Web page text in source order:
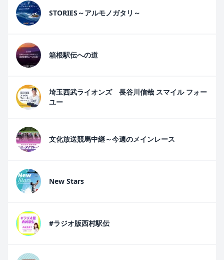
STORIES～アルモノガタリ～
箱根駅伝への道
埼玉西武ライオンズ 長谷川信哉 スマイル フォー
ユー
文化放送競馬中継～今週のメインレース
New Stars
#ラジオ版西村駅伝